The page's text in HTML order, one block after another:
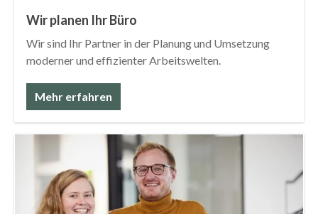
Wir planen Ihr Büro
Wir sind Ihr Partner in der Planung und Umsetzung
moderner und effizienter Arbeitswelten.
Mehr erfahren